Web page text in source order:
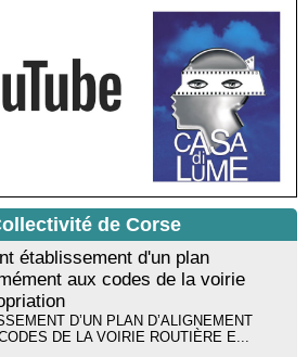
avec Lucrèce Luciani autour de son
du Niolu» - Mediateca territuriale di
livre jeunesse par Annik Meschinet,
Ateliers d’expression sonore, vocale,
Mediateca territuriale di Santa Lucia di
! Cycle de conférences peinture animé
Mediateca territuriale di Santa Lucia di
de Corse
établissement d'un plan
aux codes de la voirie
D’UN PLAN D’ALIGNEMENT
DE LA VOIRIE ROUTIÈRE E...